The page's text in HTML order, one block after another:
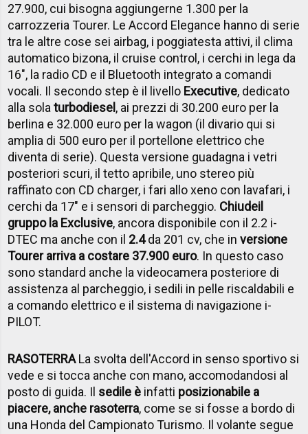
27.900, cui bisogna aggiungerne 1.300 per la
carrozzeria Tourer. Le Accord Elegance hanno di serie
tra le altre cose sei airbag, i poggiatesta attivi, il clima
automatico bizona, il cruise control, i cerchi in lega da
16", la radio CD e il Bluetooth integrato a comandi
vocali. Il secondo step è il livello Executive, dedicato
alla solaturbodiesel, ai prezzi di 30.200 euro per la
berlina e 32.000 euro per la wagon (il divario qui si
amplia di 500 euro per il portellone elettrico che
diventa di serie). Questa versione guadagna i vetri
posteriori scuri, il tetto apribile, uno stereo più
raffinato con CD charger, i fari allo xeno con lavafari, i
cerchi da 17" e i sensori di parcheggio. Chiudeil
gruppo la Exclusive, ancora disponibile con il 2.2 i-
DTEC ma anche con il 2.4da 201 cv, che inversione
Tourer arriva a costare 37.900 euro. In questo caso
sono standard anche la videocamera posteriore di
assistenza al parcheggio, i sedili in pelle riscaldabili e
a comando elettrico e il sistema di navigazione i-
PILOT.
RASOTERRALa svolta dell'Accord in senso sportivo si
vede e si tocca anche con mano, accomodandosi al
posto di guida. Il sedile è infatti posizionabile a
piacere, anche rasoterra, come se si fosse a bordo di
una Honda del Campionato Turismo. Il volante segue